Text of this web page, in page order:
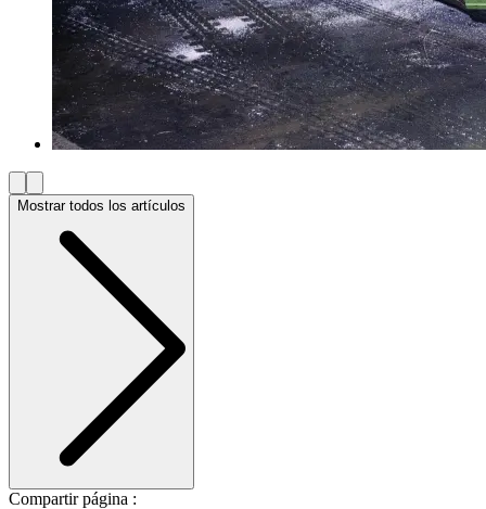
Mostrar todos los artículos
Compartir página :